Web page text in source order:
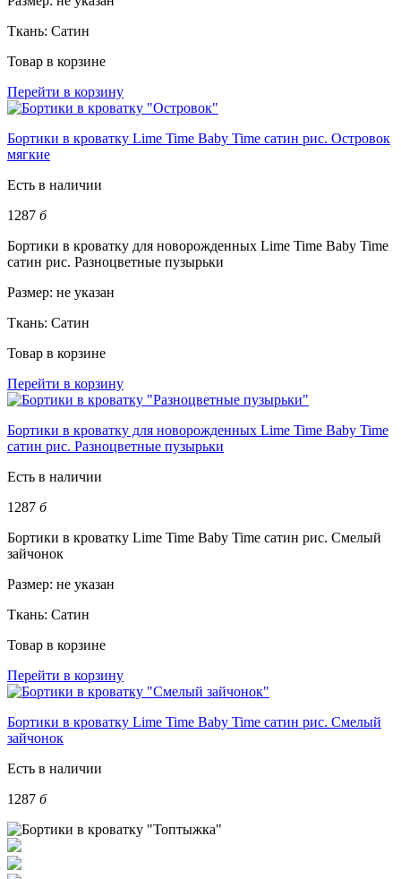
Ткань: Сатин
Товар в корзине
Перейти в корзину
Бортики в кроватку Lime Time Baby Time сатин рис. Островок
мягкие
Есть в наличии
1287 б
Бортики в кроватку для новорожденных Lime Time Baby Time
сатин рис. Разноцветные пузырьки
Размер: не указан
Ткань: Сатин
Товар в корзине
Перейти в корзину
Бортики в кроватку для новорожденных Lime Time Baby Time
сатин рис. Разноцветные пузырьки
Есть в наличии
1287 б
Бортики в кроватку Lime Time Baby Time сатин рис. Смелый
зайчонок
Размер: не указан
Ткань: Сатин
Товар в корзине
Перейти в корзину
Бортики в кроватку Lime Time Baby Time сатин рис. Смелый
зайчонок
Есть в наличии
1287 б